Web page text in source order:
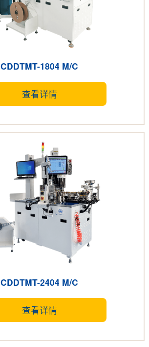
CDDTMT-1804 M/C
查看详情
CDDTMT-2404 M/C
查看详情